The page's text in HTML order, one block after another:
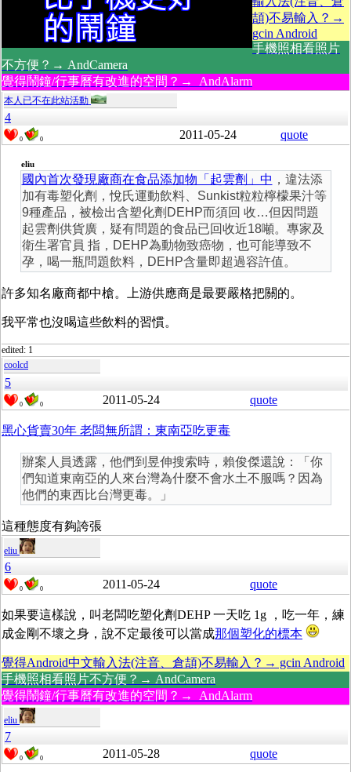
頡)不易輸入？→
gcin Android
手機照相看照片
不方便？→ AndCamera
覺得鬧鐘/行事曆有改進的空間？→ AndAlarm
本人已不在此站活動
4
0 0 2011-05-24 quote
eliu
國內首次發現廠商在食品添加物「起雲劑」中 ，違法添
加有毒塑化劑，悅氏運動飲料、Sunkist粒粒檸檬果汁等
9種產品，被檢出含塑化劑DEHP而須回 收…但因問題
起雲劑供貨廣，疑有問題的食品已回收近18噸。專家及
衛生署官員 指，DEHP為動物致癌物，也可能導致不
孕，喝一瓶問題飲料，DEHP含量即超過容許值。
許多知名廠商都中槍。上游供應商是最要嚴格把關的。
我平常也沒喝這些飲料的習慣。
edited: 1
coolcd
5
0 0 2011-05-24 quote
黑心貨賣30年 老闆無所謂：東南亞吃更毒
辦案人員透露，他們到昱伸搜索時，賴俊傑還說：「你
們知道東南亞的人來台灣為什麼不會水土不服嗎？因為
他們的東西比台灣更毒。」
這種態度有夠誇張
eliu
6
0 0 2011-05-24 quote
如果要這樣說，叫老闆吃塑化劑DEHP 一天吃 1g ，吃一年，練
成金剛不壞之身，說不定最後可以當成那個塑化的標本
覺得Android中文輸入法(注音、倉頡)不易輸入？→ gcin Android
手機照相看照片不方便？→ AndCamera
覺得鬧鐘/行事曆有改進的空間？→ AndAlarm
eliu
7
0 0 2011-05-28 quote